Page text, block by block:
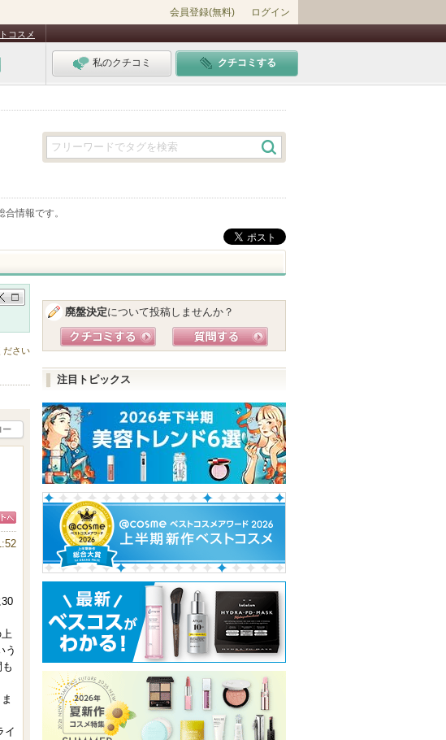
会員登録(無料) ログイン
コスメ
私のクチコミ クチコミする
合情報です。
ださい
ー
ン
う
イ
廃盤決定について投稿しませんか？
注目トピックス